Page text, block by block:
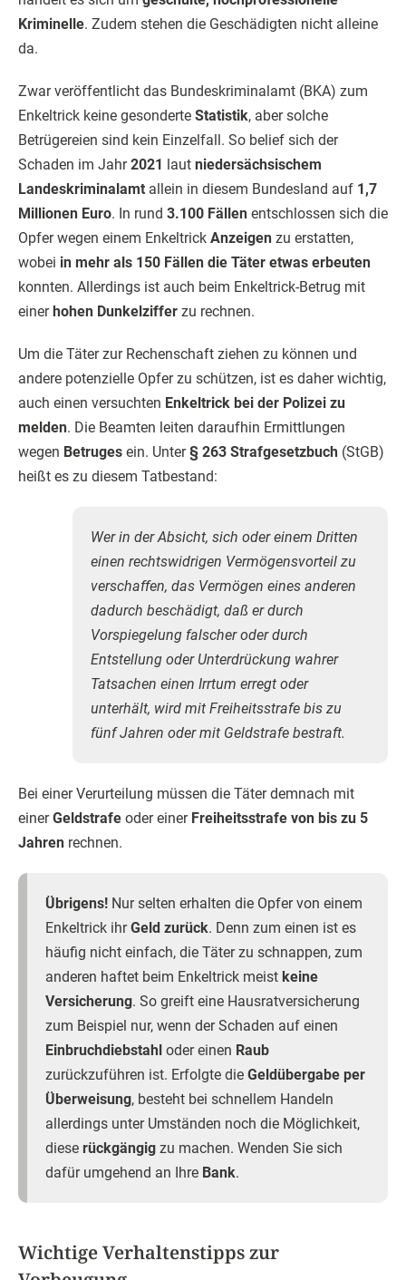
Kriminelle. Zudem stehen die Geschädigten nicht alleine
da.
Zwar veröffentlicht das Bundeskriminalamt (BKA) zum
Enkeltrick keine gesonderte Statistik, aber solche
Betrügereien sind kein Einzelfall. So belief sich der
Schaden im Jahr2021 laut niedersächsischem
Landeskriminalamt allein in diesem Bundesland auf 1,7
Millionen Euro. In rund 3.100 Fällen entschlossen sich die
Opfer wegen einem Enkeltrick Anzeigen zu erstatten,
wobei in mehr als 150 Fällen die Täter etwas erbeuten
konnten. Allerdings ist auch beim Enkeltrick-Betrug mit
einerhohen Dunkelziffer zu rechnen.
Um die Täter zur Rechenschaft ziehen zu können und
andere potenzielle Opfer zu schützen, ist es daher wichtig,
auch einen versuchten Enkeltrick bei der Polizei zu
melden. Die Beamten leiten daraufhin Ermittlungen
wegen Betruges ein. Unter§ 263 Strafgesetzbuch (StGB)
heißt es zu diesem Tatbestand:
Wer in der Absicht, sich oder einem Dritten
einen rechtswidrigen Vermögensvorteil zu
verschaffen, das Vermögen eines anderen
dadurch beschädigt, daß er durch
Vorspiegelung falscher oder durch
Entstellung oder Unterdrückung wahrer
Tatsachen einen Irrtum erregt oder
unterhält, wird mit Freiheitsstrafe bis zu
fünf Jahren oder mit Geldstrafe bestraft.
Bei einer Verurteilung müssen die Täter demnach mit
einerGeldstrafe oder einer Freiheitsstrafe von bis zu 5
Jahren rechnen.
Übrigens! Nur selten erhalten die Opfer von einem
Enkeltrick ihrGeld zurück. Denn zum einen ist es
häufig nicht einfach, die Täter zu schnappen, zum
anderen haftet beim Enkeltrick meist keine
Versicherung. So greift eine Hausratversicherung
zum Beispiel nur, wenn der Schaden auf einen
Einbruchdiebstahl oder einen Raub
zurückzuführen ist. Erfolgte die Geldübergabe per
Überweisung, besteht bei schnellem Handeln
allerdings unter Umständen noch die Möglichkeit,
diese rückgängig zu machen. Wenden Sie sich
dafür umgehend an Ihre Bank.
Wichtige Verhaltenstipps zur